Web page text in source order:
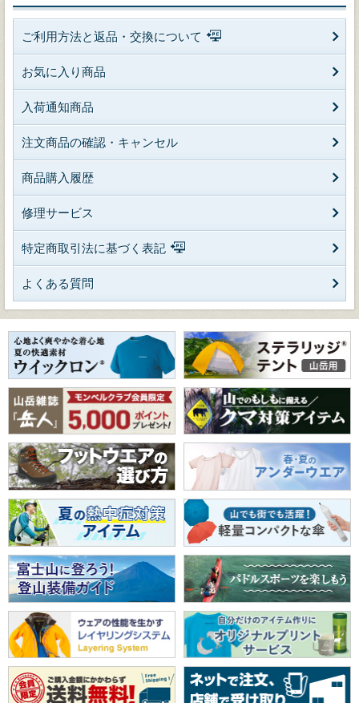
ご利用方法と返品・交換について
お気に入り商品
入荷通知商品
注文商品の確認・キャンセル
商品購入履歴
修理サービス
特定商取引法に基づく表記
よくある質問